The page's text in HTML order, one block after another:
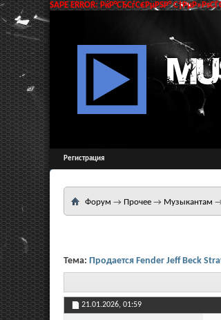
SAPE ERROR: РќР°СЂСѓС€РµРЅР°
Регистрация
Форум → Прочее → Музыкантам
Тема: Продается Fender Jeff Beck
21.01.2026, 01:59